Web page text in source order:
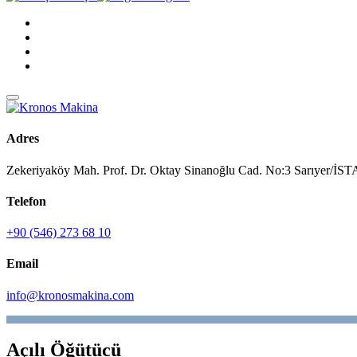
Adres
Zekeriyaköy Mah. Prof. Dr. Oktay Sinanoğlu Cad. No:3 Sarıyer/
Telefon
+90 (546) 273 68 10
Email
info@kronosmakina.com
Açılı Öğütücü